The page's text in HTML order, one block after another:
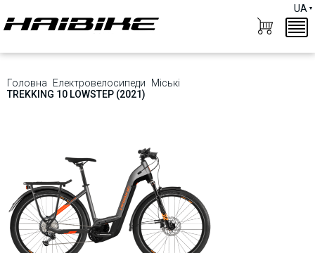
UA
Головна Електровелосипеди
Міські
TREKKING 10 LOWSTEP (2021)